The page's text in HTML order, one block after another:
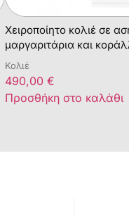
Χειροποίητο κολιέ σε
μαργαριτάρια και
Κολιέ
490,00 €
Προσθήκη στο καλάθι